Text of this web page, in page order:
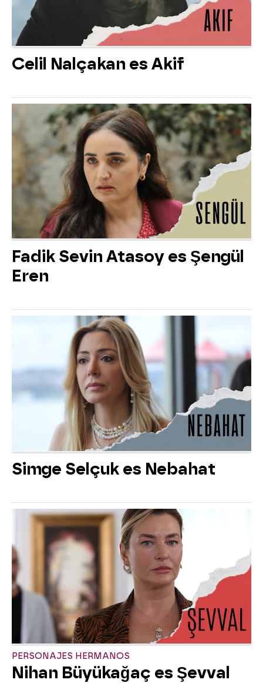
Celil Nalçakan es Akif
Fadik Sevin Atasoy es Şengül
Eren
Simge Selçuk es Nebahat
PERSONAJES HERMANOS
Nihan Büyükağaç es Şevval